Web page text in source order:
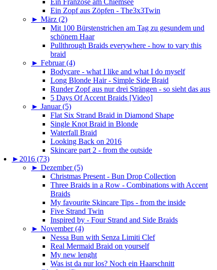
Ein Franzose am Chiemsee
Ein Zopf aus Zöpfen - The3x3Twin
► März (2)
Mit 100 Bürstenstrichen am Tag zu gesundem und
schönem Haar
Pullthrough Braids everywhere - how to vary this
braid
► Februar (4)
Bodycare - what I like and what I do myself
Long Blonde Hair - Simple Side Braid
Runder Zopf aus nur drei Strängen - so sieht das aus
5 Days Of Accent Braids [Video]
► Januar (5)
Flat Six Strand Braid in Diamond Shape
Single Knot Braid in Blonde
Waterfall Braid
Looking Back on 2016
Skincare part 2 - from the outside
► 2016 (73)
► Dezember (5)
Christmas Present - Bun Drop Collection
Three Braids in a Row - Combinations with Accent
Braids
My favourite Skincare Tips - from the inside
Five Strand Twin
Inspired by - Four Strand and Side Braids
► November (4)
Nessa Bun with Senza Limiti Clef
Real Mermaid Braid on yourself
My new lenght
Was ist da nur los? Noch ein Haarschnitt